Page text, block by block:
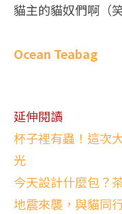
貓主的貓奴們啊（
Ocean Teabag
延伸閱讀
杯子裡有蟲！這次
光
今天設計什麼包？
地震來襲，與貓同